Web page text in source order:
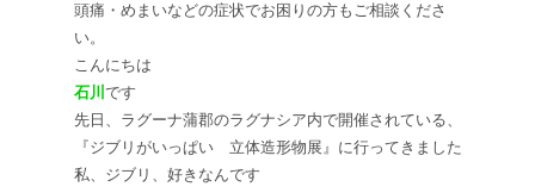
頭痛・めまいなどの症状でお困りの方もご相談くださ
い。
こんにちは
石川 です
先日、ラグーナ蒲郡のラグナシア内で開催されている、
『ジブリがいっぱい 立体造形物展』に行ってきました
私、ジブリ、好きなんです